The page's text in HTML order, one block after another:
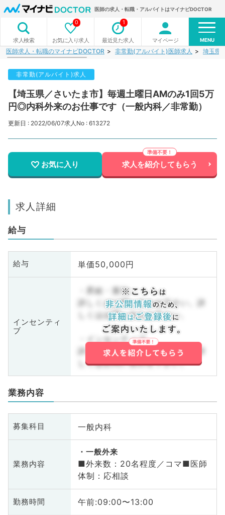
医師の求人・転職・アルバイトはマイナビDOCTOR
求人検索 お気に入り求人
0
最近見た求人
1
マイページ MENU
医師求人・転職のマイナビDOCTOR 非常勤(アルバイト)医師求人 埼玉県
非常勤(アルバイト)求人
【埼玉県／さいたま市】毎週土曜日AMのみ1回5万
円◎内科外来のお仕事です（一般内科／非常勤）
更新日 : 2022/06/07求人No : 613272
お気に入り 求人を紹介してもらう
求人詳細
給与
給与 単価50,000円
インセンティ
ブ
・昇給・賞与
詳しくはお問い合わせ下さい。詳
しくはお問い合わせ下さい。
・インセンティブ
詳しくはお問い合わせ下さい。詳
しくはお問い合わせ下さい。
業務内容
募集科目 一般内科
業務内容
一般外来
■外来数：20名程度／コマ■医師
体制：応相談
勤務時間 午前:09:00〜13:00